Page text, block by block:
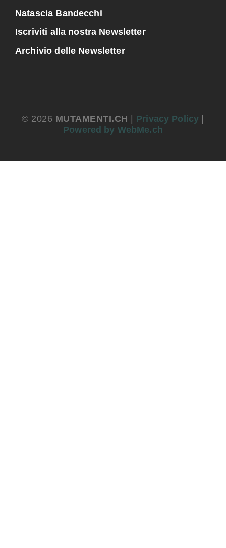
Natascia Bandecchi
Iscriviti alla nostra Newsletter
Archivio delle Newsletter
© 2026 MUTAMENTI.CH | Privacy Policy |
Powered by WebMe.ch